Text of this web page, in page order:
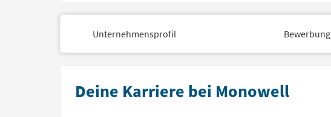
Unternehmensprofil Bewerbung
Deine Karriere bei Monowell